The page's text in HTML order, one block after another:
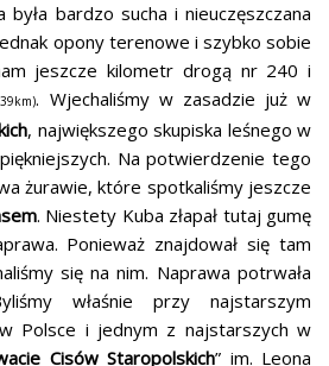
była bardzo sucha i nieuczęszczana
opony terenowe i szybko sobie
jeszcze kilometr drogą nr 240 i
. Wjechaliśmy w zasadzie już w
, największego skupiska leśnego w
Na potwierdzenie tego
żurawie, które spotkaliśmy jeszcze
. Niestety Kuba złapał tutaj gumę
Ponieważ znajdował się tam
się na nim. Naprawa potrwała
właśnie przy najstarszym
Polsce i jednym z najstarszych w
Cisów Staropolskich” im. Leona